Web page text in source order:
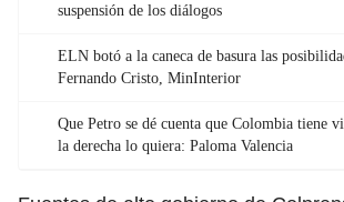
suspensión de los diálogos
ELN botó a la caneca de basura las
Fernando Cristo, MinInterior
Que Petro se dé cuenta que Colombia tiene
la derecha lo quiera: Paloma Valencia